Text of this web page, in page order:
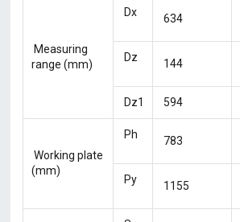
Measuring
range (mm)
Dx 634
Dz 144
Dz1 594
Working plate
(mm)
Ph 783
Py 1155